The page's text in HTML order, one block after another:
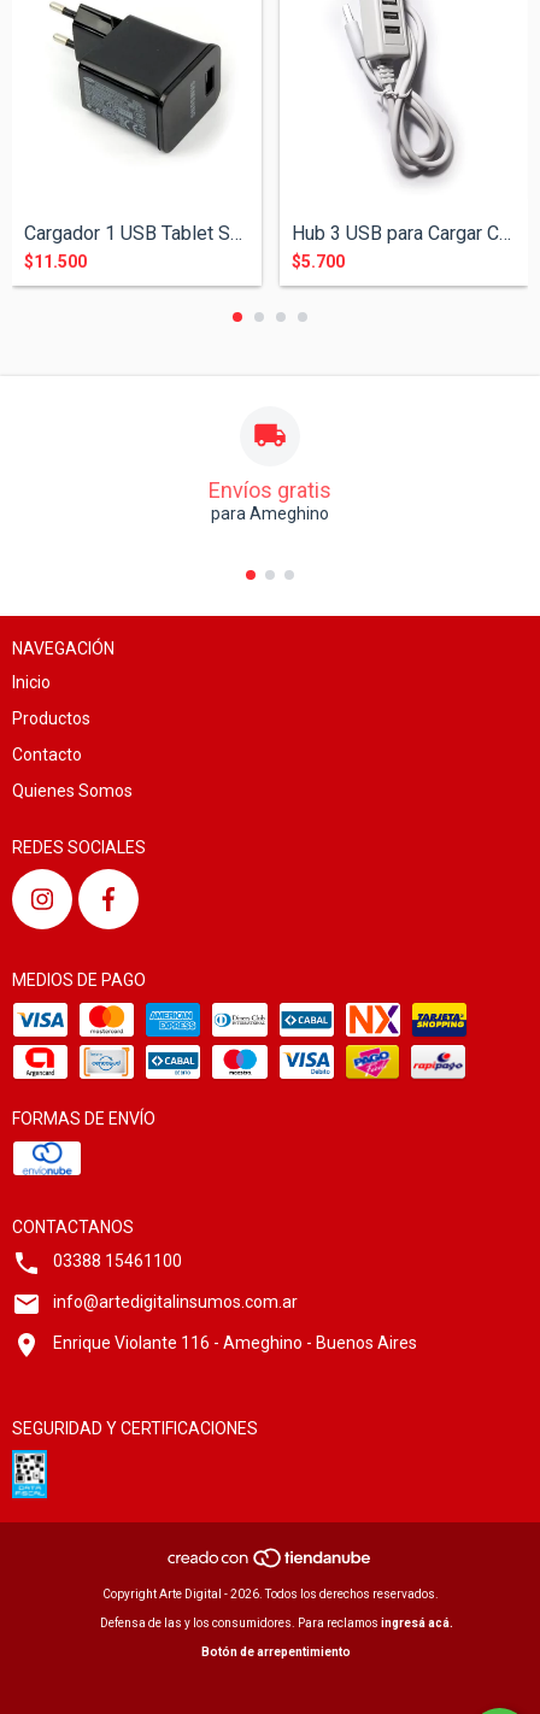
Cargador 1 USB Tablet Samsug Travel
$11.500
Hub 3 USB para Cargar Celulares 2.0
$5.700
Envíos gratis
para Ameghino
NAVEGACIÓN
Inicio
Productos
Contacto
Quienes Somos
REDES SOCIALES
MEDIOS DE PAGO
FORMAS DE ENVÍO
CONTACTANOS
03388 15461100
info@artedigitalinsumos.com.ar
Enrique Violante 116 - Ameghino - Buenos Aires
SEGURIDAD Y CERTIFICACIONES
Copyright Arte Digital - 2026. Todos los derechos reservados.
Defensa de las y los consumidores. Para reclamos ingresá acá.
Botón de arrepentimiento